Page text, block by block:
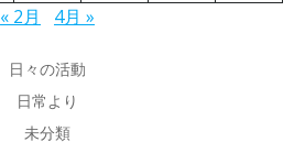
« 2月
4月 »
日々の活動
日常より
未分類